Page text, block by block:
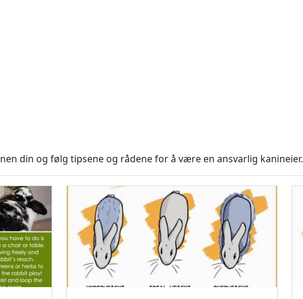
din og følg tipsene og rådene for å være en ansvarlig kanineier.